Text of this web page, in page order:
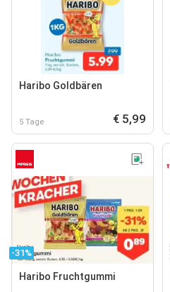
Haribo Goldbären
5 Tage € 5,99
-31%
Haribo Fruchtgummi